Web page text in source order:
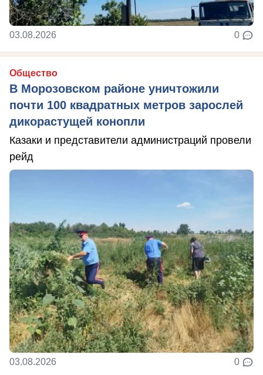
03.08.2026 0
Общество
В Морозовском районе уничтожили
почти 100 квадратных метров зарослей
дикорастущей конопли
Казаки и представители администраций провели
рейд
03.08.2026 0